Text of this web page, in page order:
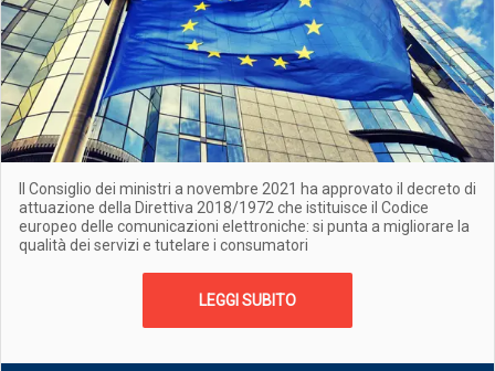
Il Consiglio dei ministri a novembre 2021 ha approvato il decreto di
attuazione della Direttiva 2018/1972 che istituisce il Codice
europeo delle comunicazioni elettroniche: si punta a migliorare la
qualità dei servizi e tutelare i consumatori
LEGGI SUBITO